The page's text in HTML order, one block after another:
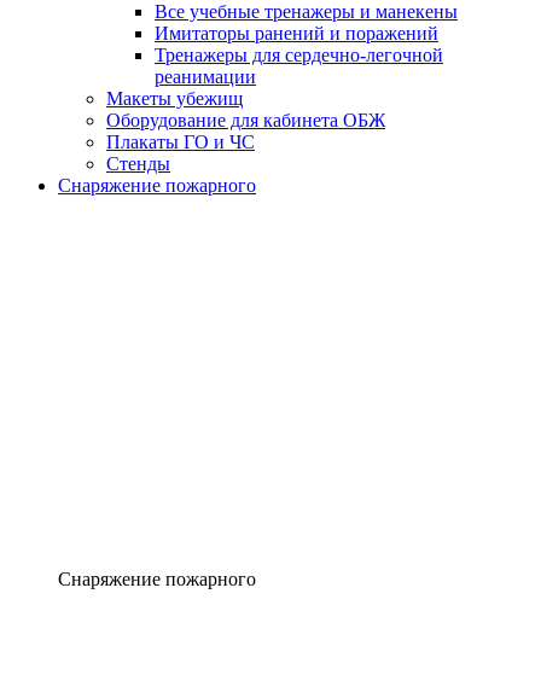
Все учебные тренажеры и манекены
Имитаторы ранений и поражений
Тренажеры для сердечно-легочной
реанимации
Макеты убежищ
Оборудование для кабинета ОБЖ
Плакаты ГО и ЧС
Стенды
Снаряжение пожарного
Снаряжение пожарного